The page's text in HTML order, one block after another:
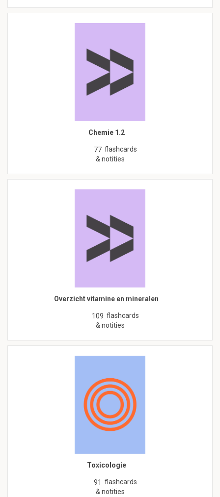
Chemie 1.2
77 flashcards
& notities
Overzicht vitamine en mineralen
109 flashcards
& notities
Toxicologie
91 flashcards
& notities